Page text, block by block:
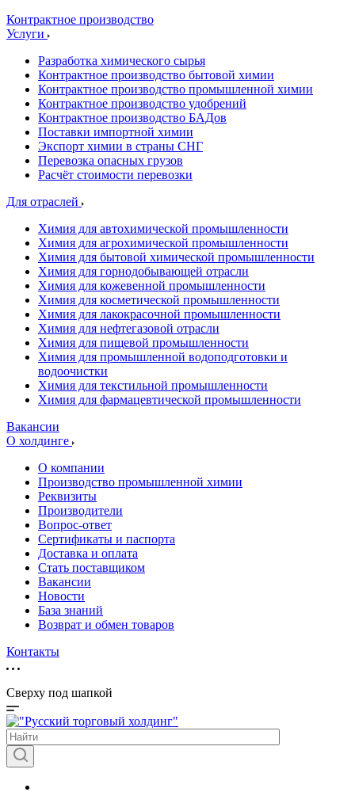
Контрактное производство
Услуги
Разработка химического сырья
Контрактное производство бытовой химии
Контрактное производство промышленной химии
Контрактное производство удобрений
Контрактное производство БАДов
Поставки импортной химии
Экспорт химии в страны СНГ
Перевозка опасных грузов
Расчёт стоимости перевозки
Для отраслей
Химия для автохимической промышленности
Химия для агрохимической промышленности
Химия для бытовой химической промышленности
Химия для горнодобывающей отрасли
Химия для кожевенной промышленности
Химия для косметической промышленности
Химия для лакокрасочной промышленности
Химия для нефтегазовой отрасли
Химия для пищевой промышленности
Химия для промышленной водоподготовки и
водоочистки
Химия для текстильной промышленности
Химия для фармацевтической промышленности
Вакансии
О холдинге
О компании
Производство промышленной химии
Реквизиты
Производители
Вопрос-ответ
Сертификаты и паспорта
Доставка и оплата
Стать поставщиком
Вакансии
Новости
База знаний
Возврат и обмен товаров
Контакты
Сверху под шапкой